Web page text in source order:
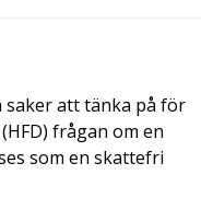
saker att tänka på för
frågan om en
som en skattefri